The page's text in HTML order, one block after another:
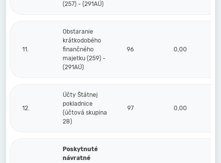
(257) - (291AÚ)
11.
Obstaranie
krátkodobého
finančného
majetku (259) -
(291AÚ)
96 0,00
12.
Účty Štátnej
pokladnice
(účtová skupina
28)
97 0,00
Poskytnuté
návratné